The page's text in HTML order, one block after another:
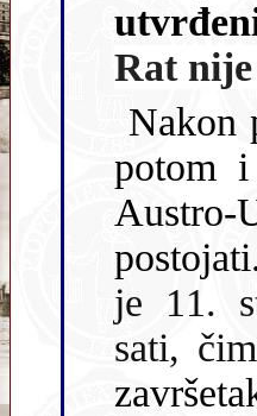
Nakon
potom
Austro-
je 11. studenog 1918. u 11.00
sati,